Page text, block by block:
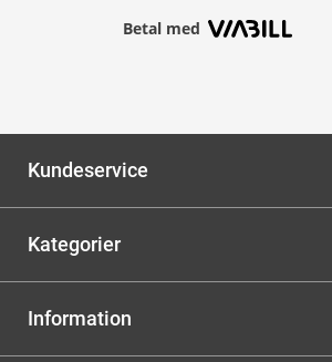
Betal med
Kundeservice
Kategorier
Information